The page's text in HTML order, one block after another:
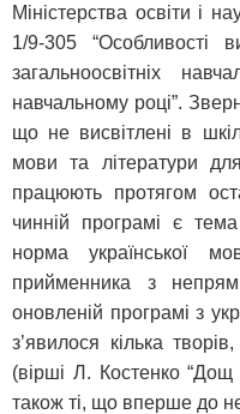
Міністерства освіти і
1/9-305 “Особливості
загальноосвітніх
навчальному році”.
що не висвітлені в
мови та літератури
працюють протягом
чинній програмі є тема
норма української
прийменника з
оновленій програмі з
з’явилося кілька
(вірші Л. Костенко
також ті, що вперше до